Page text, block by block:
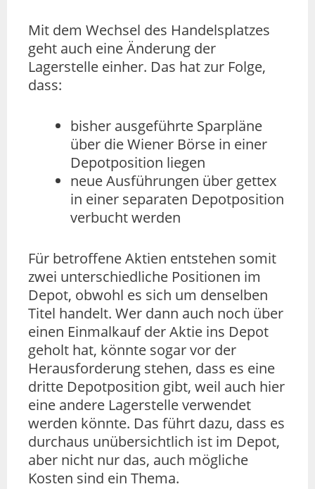
Mit dem Wechsel des Handelsplatzes
geht auch eine Änderung der
Lagerstelle einher. Das hat zur Folge,
dass:
bisher ausgeführte Sparpläne
über die Wiener Börse in einer
Depotposition liegen
neue Ausführungen über gettex
in einer separaten Depotposition
verbucht werden
Für betroffene Aktien entstehen somit
zwei unterschiedliche Positionen im
Depot, obwohl es sich um denselben
Titel handelt. Wer dann auch noch über
einen Einmalkauf der Aktie ins Depot
geholt hat, könnte sogar vor der
Herausforderung stehen, dass es eine
dritte Depotposition gibt, weil auch hier
eine andere Lagerstelle verwendet
werden könnte. Das führt dazu, dass es
durchaus unübersichtlich ist im Depot,
aber nicht nur das, auch mögliche
Kosten sind ein Thema.